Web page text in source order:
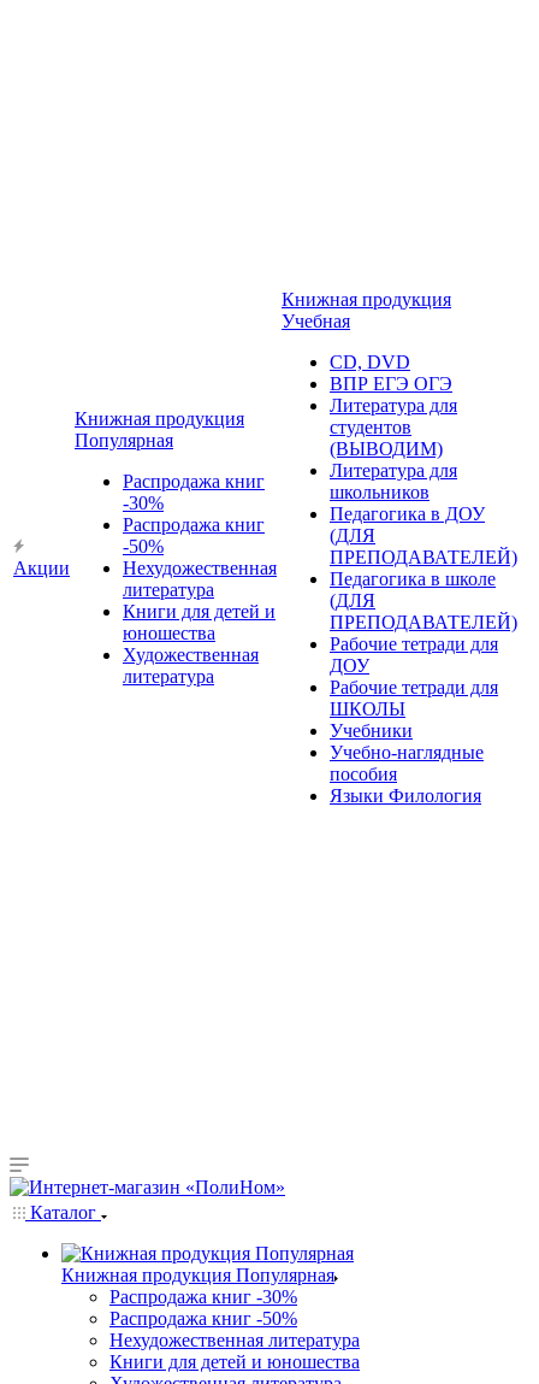
Акции
Книжная продукция
Популярная
Распродажа книг
-30%
Распродажа книг
-50%
Нехудожественная
литература
Книги для детей и
юношества
Художественная
литература
Книжная продукция
Учебная
CD, DVD
ВПР ЕГЭ ОГЭ
Литература для
студентов
(ВЫВОДИМ)
Литература для
школьников
Педагогика в ДОУ
(ДЛЯ
ПРЕПОДАВАТЕЛЕЙ)
Педагогика в школе
(ДЛЯ
ПРЕПОДАВАТЕЛЕЙ)
Рабочие тетради для
ДОУ
Рабочие тетради для
ШКОЛЫ
Учебники
Учебно-наглядные
пособия
Языки Филология
Каталог
Книжная продукция Популярная
Распродажа книг -30%
Распродажа книг -50%
Нехудожественная литература
Книги для детей и юношества